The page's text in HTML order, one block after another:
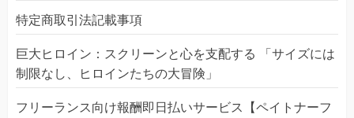
特定商取引法記載事項
巨大ヒロイン：スクリーンと心を支配する 「サイズには
制限なし、ヒロインたちの大冒険」
フリーランス向け報酬即日払いサービス【ペイトナーフ